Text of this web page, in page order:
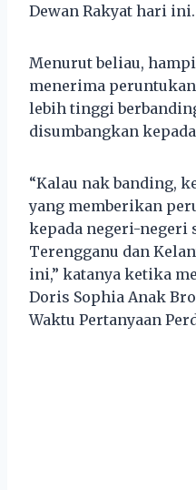
Dewan Rakyat hari ini.
Menurut beliau,
menerima
lebih tinggi
disumbangkan
“Kalau nak banding,
yang memberikan
kepada negeri-negeri
Terengganu dan
ini,” katanya ketika
Doris Sophia Anak
Waktu Pertanyaan